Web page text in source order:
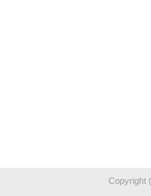
Copyright